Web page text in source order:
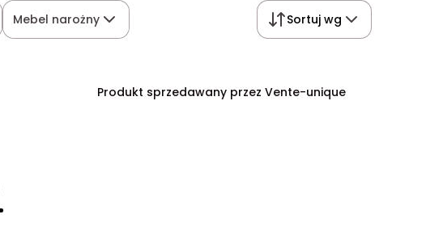
Mebel narożny Sortuj wg
Produkt sprzedawany przez Vente-unique